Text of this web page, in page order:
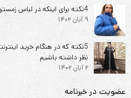
4نکته برای اینکه در لباس زمستونی پف نکنم؟
9 آبان 1402
5نکته که در هنگام خرید
نظر داشته باشیم
2 آبان 1402
عضویت در خبرنامه